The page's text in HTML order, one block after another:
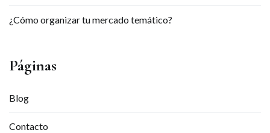
¿Cómo organizar tu mercado temático?
Páginas
Blog
Contacto